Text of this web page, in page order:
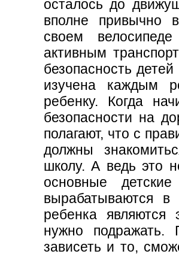
осталось до
вполне привычно
своем
активным
безопасность
изучена каждым
ребенку. Когда
безопасности на
полагают, что с
должны
школу. А ведь это
основные
вырабатываются
ребенка
нужно подражать.
зависеть и то,